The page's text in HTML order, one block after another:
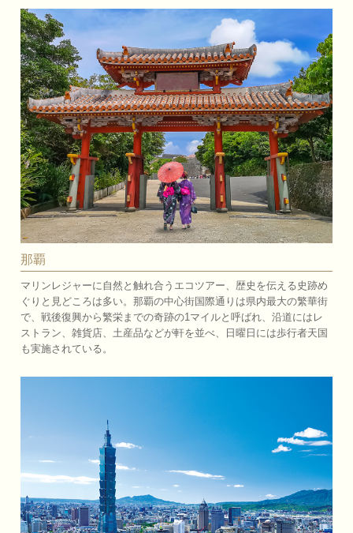
那覇
マリンレジャーに自然と触れ合うエコツアー、歴史を伝える史跡め
ぐりと見どころは多い。那覇の中心街国際通りは県内最大の繁華街
で、戦後復興から繁栄までの奇跡の1マイルと呼ばれ、沿道にはレ
ストラン、雑貨店、土産品などが軒を並べ、日曜日には歩行者天国
も実施されている。